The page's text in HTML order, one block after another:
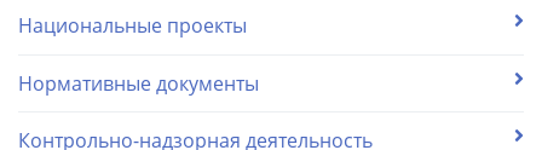
Национальные проекты
Нормативные документы
Контрольно-надзорная деятельность